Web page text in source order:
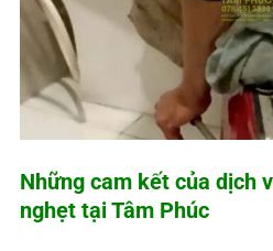
Những cam kết của dịch
nghẹt tạiTâm Phúc